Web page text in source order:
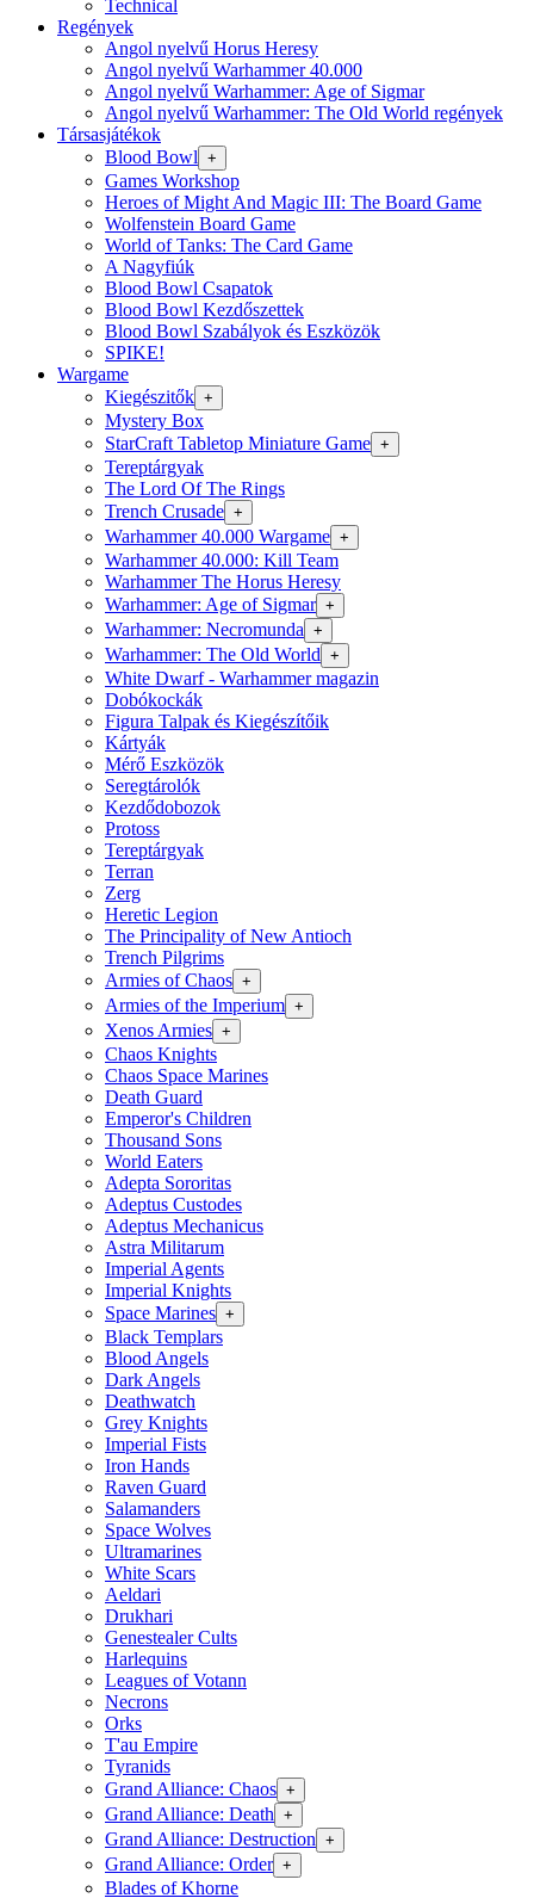
Technical
Regények
Angol nyelvű Horus Heresy
Angol nyelvű Warhammer 40.000
Angol nyelvű Warhammer: Age of Sigmar
Angol nyelvű Warhammer: The Old World regények
Társasjátékok
Blood Bowl +
Games Workshop
Heroes of Might And Magic III: The Board Game
Wolfenstein Board Game
World of Tanks: The Card Game
A Nagyfiúk
Blood Bowl Csapatok
Blood Bowl Kezdőszettek
Blood Bowl Szabályok és Eszközök
SPIKE!
Wargame
Kiegészitők +
Mystery Box
StarCraft Tabletop Miniature Game +
Tereptárgyak
The Lord Of The Rings
Trench Crusade +
Warhammer 40.000 Wargame +
Warhammer 40.000: Kill Team
Warhammer The Horus Heresy
Warhammer: Age of Sigmar +
Warhammer: Necromunda +
Warhammer: The Old World +
White Dwarf - Warhammer magazin
Dobókockák
Figura Talpak és Kiegészítőik
Kártyák
Mérő Eszközök
Seregtárolók
Kezdődobozok
Protoss
Tereptárgyak
Terran
Zerg
Heretic Legion
The Principality of New Antioch
Trench Pilgrims
Armies of Chaos +
Armies of the Imperium +
Xenos Armies +
Chaos Knights
Chaos Space Marines
Death Guard
Emperor's Children
Thousand Sons
World Eaters
Adepta Sororitas
Adeptus Custodes
Adeptus Mechanicus
Astra Militarum
Imperial Agents
Imperial Knights
Space Marines +
Black Templars
Blood Angels
Dark Angels
Deathwatch
Grey Knights
Imperial Fists
Iron Hands
Raven Guard
Salamanders
Space Wolves
Ultramarines
White Scars
Aeldari
Drukhari
Genestealer Cults
Harlequins
Leagues of Votann
Necrons
Orks
T'au Empire
Tyranids
Grand Alliance: Chaos +
Grand Alliance: Death +
Grand Alliance: Destruction +
Grand Alliance: Order +
Blades of Khorne